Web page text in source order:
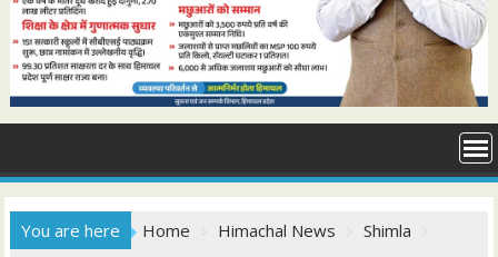
You are here Home Himachal News
Shimla